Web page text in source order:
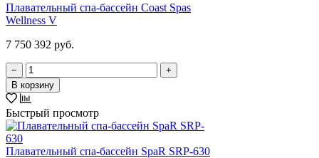
Плавательный спа-бассейн Coast Spas
Wellness V
7 750 392 руб.
−
+
В корзину
Быстрый просмотр
Плавательный спа-бассейн SpaR SRP-630